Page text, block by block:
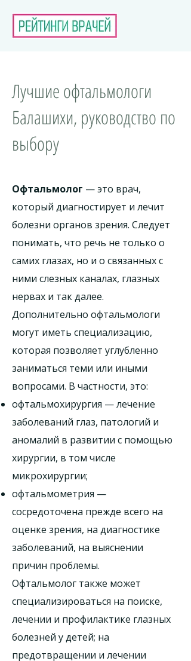
Лучшие офтальмологи
Балашихи, руководство по
выбору
Офтальмолог — это врач,
который диагностирует и лечит
болезни органов зрения. Следует
понимать, что речь не только о
самих глазах, но и о связанных с
ними слезных каналах, глазных
нервах и так далее.
Дополнительно офтальмологи
могут иметь специализацию,
которая позволяет углубленно
заниматься теми или иными
вопросами. В частности, это:
офтальмохирургия — лечение
заболеваний глаз, патологий и
аномалий в развитии с помощью
хирургии, в том числе
микрохирургии;
офтальмометрия —
сосредоточена прежде всего на
оценке зрения, на диагностике
заболеваний, на выяснении
причин проблемы.
Офтальмолог также может
специализироваться на поиске,
лечении и профилактике глазных
болезней у детей; на
предотвращении и лечении